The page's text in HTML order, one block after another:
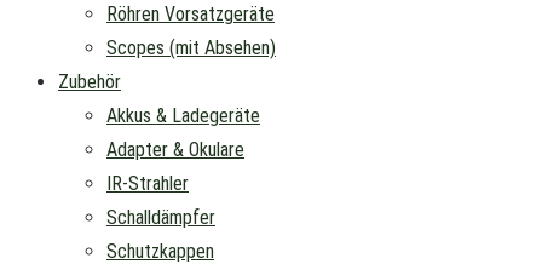
Röhren Vorsatzgeräte
Scopes (mit Absehen)
Zubehör
Akkus & Ladegeräte
Adapter & Okulare
IR-Strahler
Schalldämpfer
Schutzkappen